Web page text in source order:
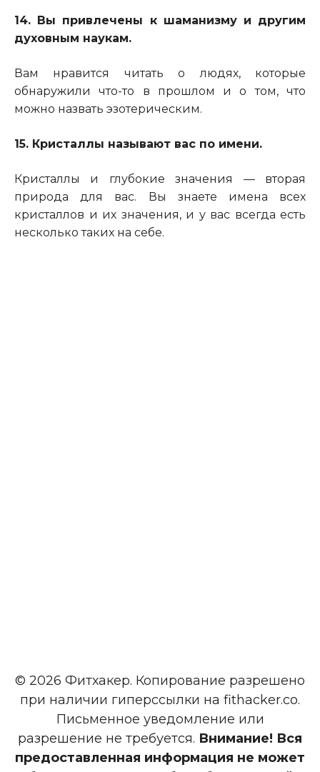
14. Вы привлечены к шаманизму и другим
духовным наукам.
Вам нравится читать о людях, которые
обнаружили что-то в прошлом и о том, что
можно назвать эзотерическим.
15. Кристаллы называют вас по имени.
Кристаллы и глубокие значения — вторая
природа для вас. Вы знаете имена всех
кристаллов и их значения, и у вас всегда есть
несколько таких на себе.
© 2026 Фитхакер. Копирование разрешено
при наличии гиперссылки на fithacker.co.
Письменное уведомление или
разрешение не требуется. Внимание! Вся
предоставленная информация не может